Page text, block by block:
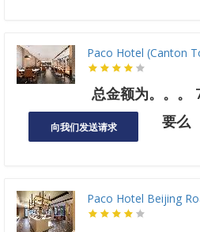
Paco Hotel (Canton
总金额为。。。
向我们发送请求 要么
Paco Hotel Beijing